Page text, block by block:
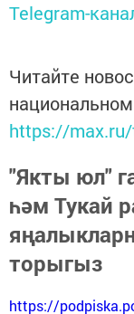
Telegram-
Читайте
https://
"Якты юл"
һәм Тукай
торыгыз
https://